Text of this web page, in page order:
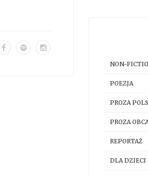
NON-
POEZJA
PROZA
PROZA
REPORTAŻ
DLA DZIECI